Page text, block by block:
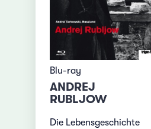
Blu-ray
ANDREJ
RUBLJOW
Die Lebensgeschichte